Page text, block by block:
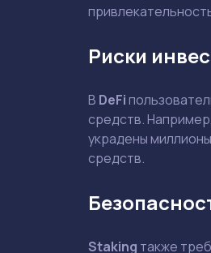
Риски
В DeFi
средств.
украдены
средств.
Staking также